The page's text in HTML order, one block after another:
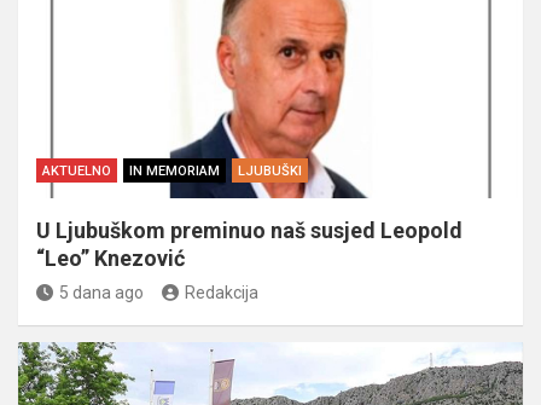
AKTUELNO IN MEMORIAM LJUBUŠKI
U Ljubuškom preminuo naš susjed Leopold
“Leo” Knezović
5 dana ago Redakcija